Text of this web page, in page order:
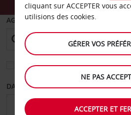
AGENCE DE DÉPART
Sélectionnez une autre agence
DATE DE DÉPART
cliquant sur ACCEPTER vous
utilisions des cookies.
GÉRER VOS
NE PAS
ACCEPTER ET